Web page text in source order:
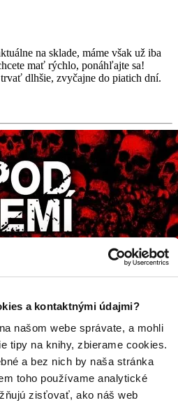
a kontaktnými údajmi?
našom webe správate, a mohli
tipy na knihy, zbierame cookies.
a bez nich by naša stránka
toho používame analytické
zisťovať, ako náš web
na sklade, máme však už iba
mať rýchlo, ponáhľajte sa!
dlhšie, zvyčajne do piatich dní.